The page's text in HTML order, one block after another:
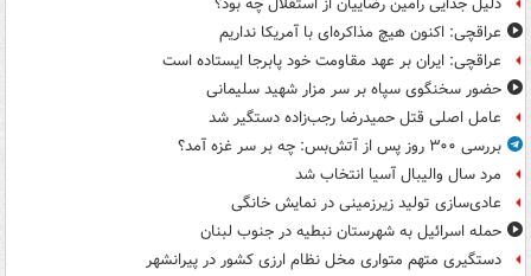
عراقچی: اکنون هیچ مذاکره‌ای با آمریکا نداریم
عراقچی: ایران بر عهد مقاومت خود پابرجا ایستاده است
حضور سخنگوی سپاه بر سر مزار شهید سلیمانی
عامل اصلی قتل حمیدرضا رجب‌زاده دستگیر شد
بررسی ۳۰۰ روز پس از آتش‌بس: چه بر سر غزه آمد؟
مرد سال والیبال آسیا انتخاب شد
عادی‌سازی تولید زیرزمینی در نمایش خانگی
حمله اسرائیل به شهرستان نبطیه در جنوب لبنان
دستگیری متهم متواری مخل نظام ارزی کشور در پیرانشهر